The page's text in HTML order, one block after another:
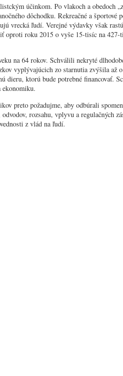
účinkom. Po vlakoch a obedoch
dôchodku. Rekreačné a športové
vrecká ľudí. Verejné výdavky však
oproti roku 2015 o vyše 15-tisíc na
na 64 rokov. Schválili nekryté
vyplývajúcich zo starnutia zvýšila až
dieru, ktorú bude potrebné financovať.
ekonomiku.
preto požadujme, aby odbúrali
rozsahu, vplyvu a regulačných
z vlád na ľudí.